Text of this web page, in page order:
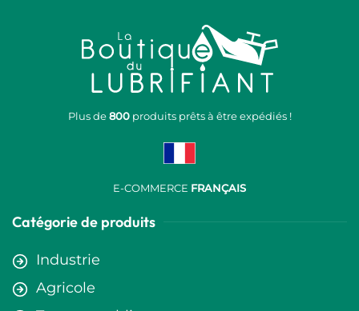
Plus de800produits prêts à être expédiés !
E-COMMERCE FRANÇAIS
Catégorie de produits
Industrie
Agricole